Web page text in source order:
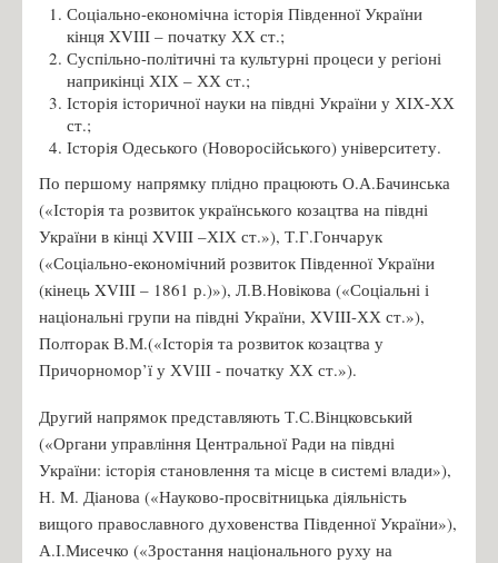
Соціально-економічна історія Південної України
кінця XVIII – початку ХХ ст.;
Суспільно-політичні та культурні процеси у регіоні
наприкінці ХІХ – ХХ ст.;
Історія історичної науки на півдні України у ХІХ-ХХ
ст.;
Історія Одеського (Новоросійського) університету.
По першому напрямку плідно працюють О.А.Бачинська
(«Історія та розвиток українського козацтва на півдні
України в кінці XVIII –ХІХ ст.»), Т.Г.Гончарук
(«Соціально-економічний розвиток Південної України
(кінець XVIII – 1861 р.)»), Л.В.Новікова («Соціальні і
національні групи на півдні України, XVIII-ХХ ст.»),
Полторак В.М.(«Історія та розвиток козацтва у
Причорномор’ї у ХVІІІ - початку ХХ ст.»).
Другий напрямок представляють Т.С.Вінцковський
(«Органи управління Центральної Ради на півдні
України: історія становлення та місце в системі влади»),
Н. М. Діанова («Науково-просвітницька діяльність
вищого православного духовенства Південної України»),
А.І.Мисечко («Зростання національного руху на